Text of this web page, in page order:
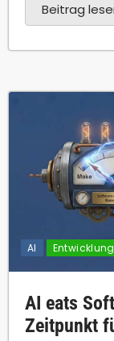
Beitrag
AI Entwicklung
AI eats
Zeitpunkt